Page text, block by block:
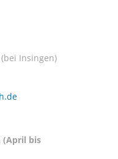
Insingen)
(April bis